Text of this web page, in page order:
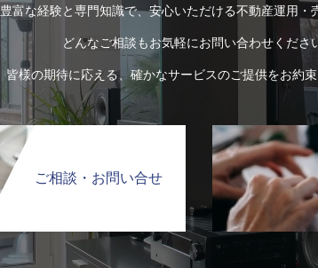
富な経験と専門知識で、安心いただける不動産運用・
どんなご相談もお気軽にお問い合わせくださ
皆様の期待に応える、確かなサービスのご提供をお約束
ご相談・お問い合せ